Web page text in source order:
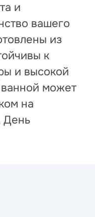
и
вашего
из
к
и высокой
может
на
День